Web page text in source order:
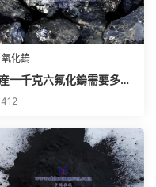
氧化鎢
一千克六氟化鎢需要多少
？
412